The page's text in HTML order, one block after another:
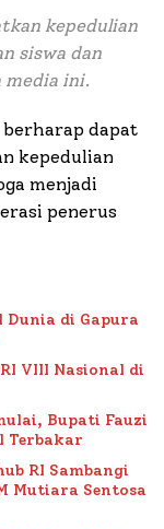
kepedulian
siswa dan
media ini.
berharap dapat
kepedulian
menjadi
penerus
di Gapura
VIII Nasional di
Bupati Fauzi
Terbakar
RI Sambangi
Mutiara Sentosa